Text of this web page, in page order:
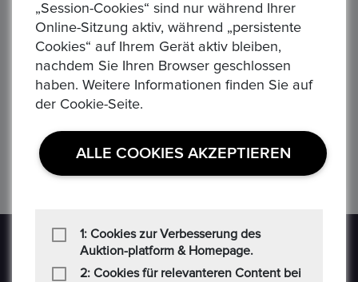
Gerne wieder
02Apr, 2020
Total Records:86Page of pages:4of 9
1 2 3 4 5 6
„Session-Cookies“ sind nur während Ihrer
Online-Sitzung aktiv, während „persistente
Cookies“ auf Ihrem Gerät aktiv bleiben,
nachdem Sie Ihren Browser geschlossen
haben. Weitere Informationen finden Sie auf
der Cookie-Seite.
ALLE COOKIES AKZEPTIEREN
1: Cookies zur Verbesserung des
Auktion-platform & Homepage.
2: Cookies für relevanteren Content bei